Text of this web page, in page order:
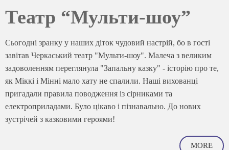
Театр “Мульти-шоу”
Сьогодні зранку у наших діток чудовий настрій, бо в гості
завітав Черкаський театр "Мульти-шоу". Малеча з великим
задоволенням переглянула "Запальну казку" - історію про те,
як Міккі і Мінні мало хату не спалили. Наші вихованці
пригадали правила поводження із сірниками та
електроприладами. Було цікаво і пізнавально. До нових
зустрічей з казковими героями!
MORE